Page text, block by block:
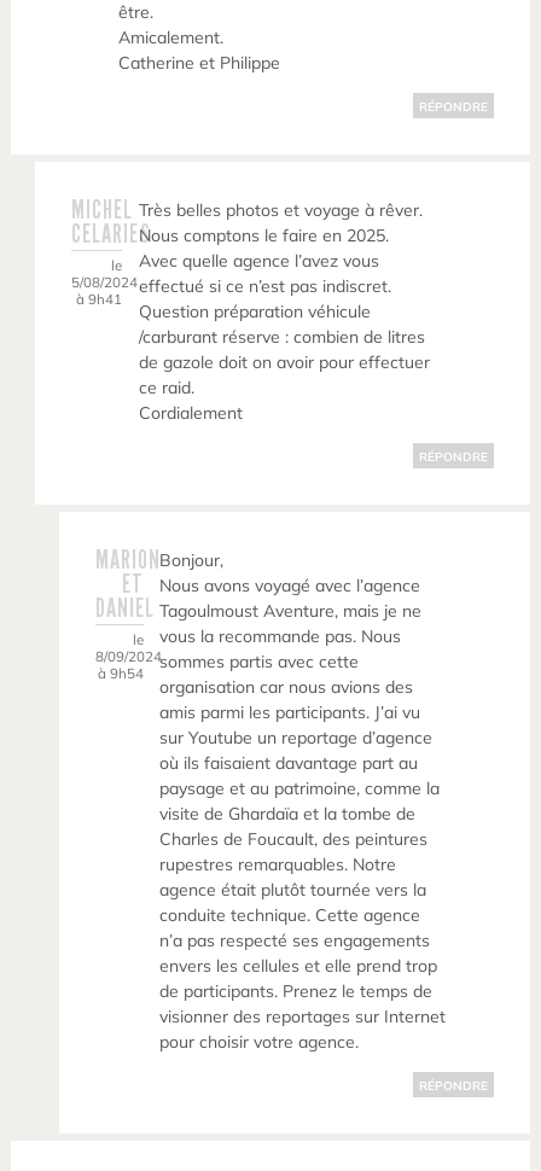
être.
Amicalement.
Catherine et Philippe
RÉPONDRE
MICHEL
CELARIES
le
5/08/2024
à 9h41
Très belles photos et voyage à rêver.
Nous comptons le faire en 2025.
Avec quelle agence l’avez vous
effectué si ce n’est pas indiscret.
Question préparation véhicule
/carburant réserve : combien de litres
de gazole doit on avoir pour effectuer
ce raid.
Cordialement
RÉPONDRE
MARION
ET
DANIEL
le
8/09/2024
à 9h54
Bonjour,
Nous avons voyagé avec l’agence
Tagoulmoust Aventure, mais je ne
vous la recommande pas. Nous
sommes partis avec cette
organisation car nous avions des
amis parmi les participants. J’ai vu
sur Youtube un reportage d’agence
où ils faisaient davantage part au
paysage et au patrimoine, comme la
visite de Ghardaïa et la tombe de
Charles de Foucault, des peintures
rupestres remarquables. Notre
agence était plutôt tournée vers la
conduite technique. Cette agence
n’a pas respecté ses engagements
envers les cellules et elle prend trop
de participants. Prenez le temps de
visionner des reportages sur Internet
pour choisir votre agence.
RÉPONDRE